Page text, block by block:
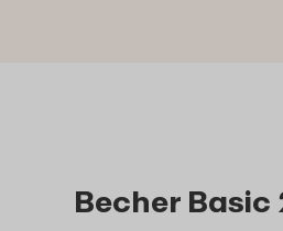
Becher Basic